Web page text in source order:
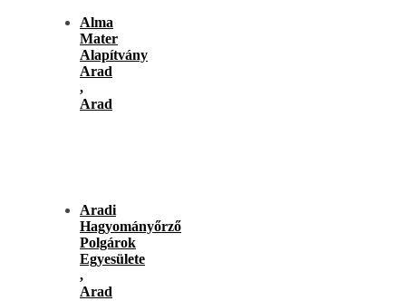
Alma
Mater
Alapítvány
Arad
,
Arad
Aradi
Hagyományőrző
Polgárok
Egyesülete
,
Arad